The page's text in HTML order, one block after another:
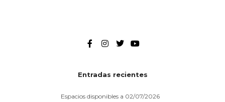
Entradas recientes
Espacios disponibles a 02/07/2026